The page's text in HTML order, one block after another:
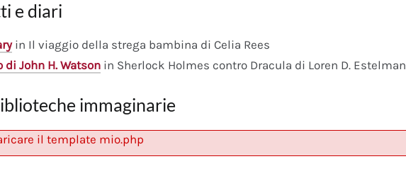
e diari
in Il viaggio della strega bambina di Celia Rees
di John H. Watson in Sherlock Holmes contro Dracula di Loren D. Estelman
immaginarie
il template mio.php